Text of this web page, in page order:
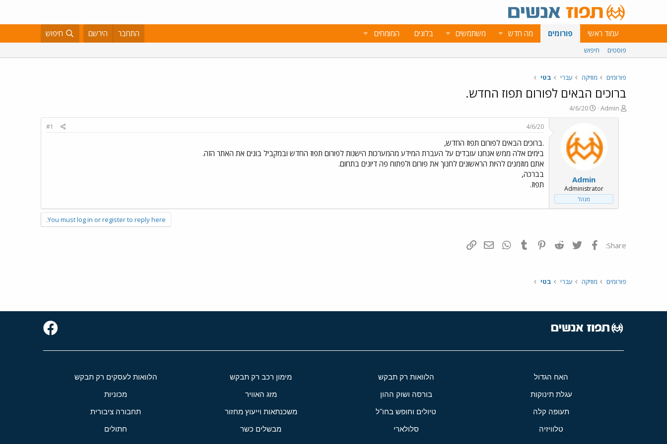
עמוד ראשי פורומים מה חדש משתמשים בלוגים המומחים התחבר הירשם חיפוש
פוסטים חיפוש
פורומים מוזיקה עברי בטי
ברוכים הבאים לפורום תפוז החדש.
פ
ו
Admin
פ
ו
ם
ב
ת
ר
י
ך
4/6/20
Admin
Administrator
מנהל
4/6/20
#1
.ברוכים הבאים לפורום תפוז החדש,
בימים אלה ממש אנחנו עובדים על העברת המידע מהמערכות הישנות לפורום תפוז החדש ובמקביל בונים את האתר הזה.
אתם מוזמנים להיות הראשונים לחנוך את פורום ולפתוח פה דיונים בתחום.
בברכה,
תפוז.
You must log in or register to reply here.
Share: פייסבוק Twitter
Reddit
Pinterest
Tumblr
WhatsAppדואר אלקטרוני
פורומים מוזיקה עברי בטי
האח הגדול הלוואות רק תבקש מימון רכב רק תבקש הלוואות לעסקים רק תבקש
עגלת תינוקות בורסה ושוק ההון מזג האוויר מכוניות
תעופה קלה טיולים וחופש בחו"ל משכנתאות וייעוץ מחזור תחבורה ציבורית
טלוויזיה סלולארי מבשלים כשר חתולים